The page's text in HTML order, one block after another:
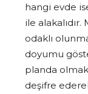
hangi evde
ile alakalıdır.
odaklı
doyumu
planda
deşifre